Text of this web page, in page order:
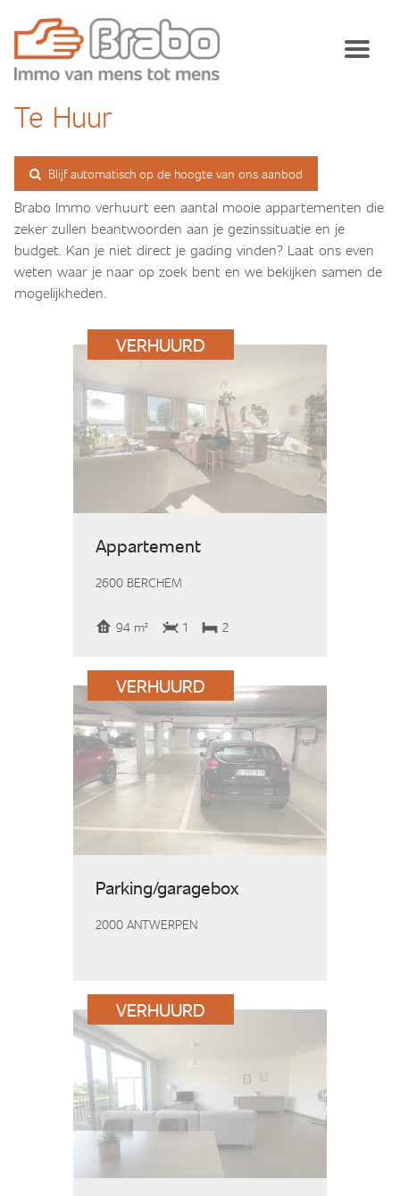
Te Huur
Blijf automatisch op de hoogte van ons aanbod
Brabo Immo verhuurt een aantal mooie appartementen die
zeker zullen beantwoorden aan je gezinssituatie en je
budget. Kan je niet direct je gading vinden? Laat ons even
weten waar je naar op zoek bent en we bekijken samen de
mogelijkheden.
VERHUURD
Appartement
2600 BERCHEM
94 m² 1 2
VERHUURD
Parking/garagebox
2000 ANTWERPEN
VERHUURD